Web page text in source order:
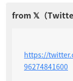
https://
96274841600